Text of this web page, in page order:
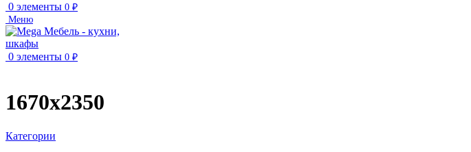
0 элементы 0 ₽
Меню
0 элементы 0 ₽
1670х2350
Категории